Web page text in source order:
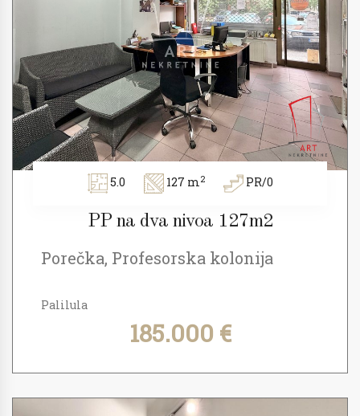
5.0 127 m2 PR/0
PP na dva nivoa 127m2
Porečka, Profesorska kolonija
Palilula
185.000 €